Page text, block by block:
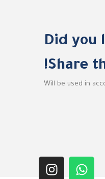
Did you
Share
Will be used in